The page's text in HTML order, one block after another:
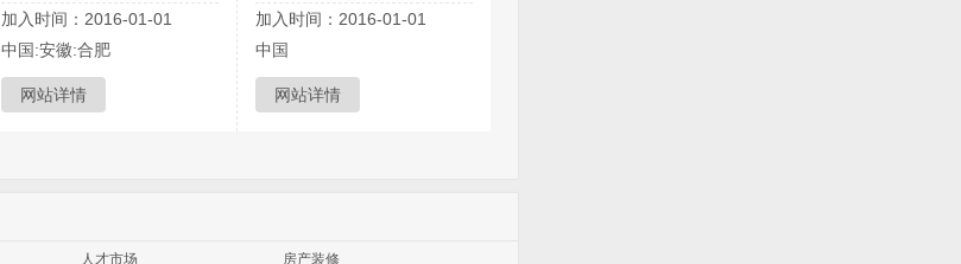
加入时间：2016-01-01
中国:安徽:合肥
网站详情
加入时间：2016-01-01
中国
网站详情
人才市场 房产装修